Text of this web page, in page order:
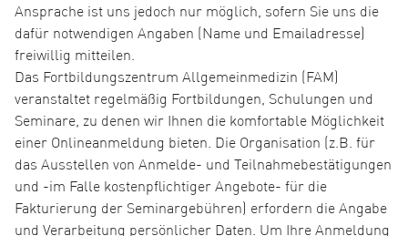
Ansprache ist uns jedoch nur möglich, sofern Sie uns die
dafür notwendigen Angaben (Name und Emailadresse)
freiwillig mitteilen.
Das Fortbildungszentrum Allgemeinmedizin (FAM)
veranstaltet regelmäßig Fortbildungen, Schulungen und
Seminare, zu denen wir Ihnen die komfortable Möglichkeit
einer Onlineanmeldung bieten. Die Organisation (z.B. für
das Ausstellen von Anmelde- und Teilnahmebestätigungen
und -im Falle kostenpflichtiger Angebote- für die
Fakturierung der Seminargebühren) erfordern die Angabe
und Verarbeitung persönlicher Daten. Um Ihre Anmeldung